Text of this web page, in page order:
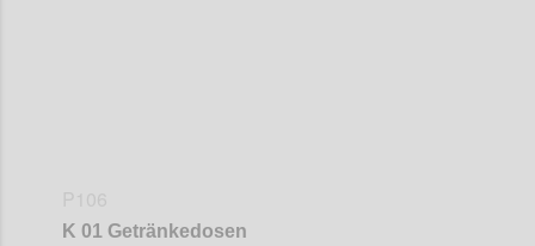
K 01 Getränkedosen